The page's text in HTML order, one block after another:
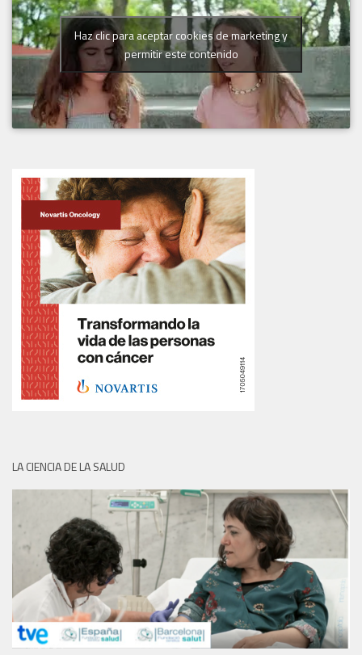
Haz clic para aceptar cookies de marketing y
permitir este contenido
LA CIENCIA DE LA SALUD